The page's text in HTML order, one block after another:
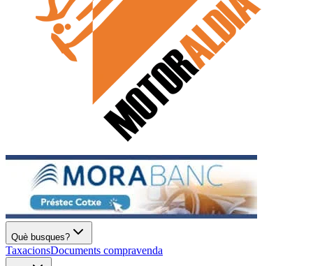
Què busques?
TaxacionsDocuments compravenda